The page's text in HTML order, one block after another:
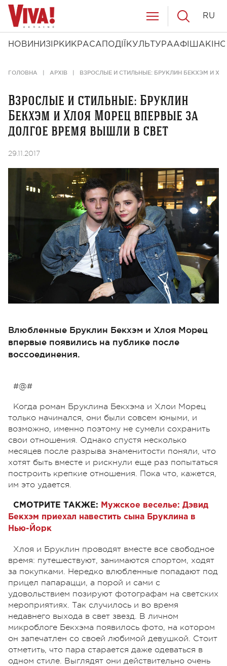
НОВИНИ ЗІРКИ КРАСА ПОДІЇ КУЛЬТУРААФІША КІНО
RU
ГОЛОВНА АРХІВ ВЗРОСЛЫЕ И СТИЛЬНЫЕ: БРУКЛИН БЕКХЭМ И
Взрослые и стильные: Бруклин
Бекхэм и Хлоя Морец впервые за
долгое время вышли в свет
29.11.2017
Влюбленные Бруклин Бекхэм и Хлоя Морец
впервые появились на публике после
воссоединения.
#@#
Когда роман Бруклина Бекхэма и Хлои Морец
только начинался, они были совсем юными, и
возможно, именно поэтому не сумели сохранить
свои отношения. Однако спустя несколько
месяцев после разрыва знаменитости поняли, что
хотят быть вместе и рискнули еще раз попытаться
построить крепкие отношения. Пока что, кажется,
им это удается.
СМОТРИТЕ ТАКЖЕ: Мужское веселье: Дэвид
Бекхэм приехал навестить сына Бруклина в
Нью-Йорк
Хлоя и Бруклин проводят вместе все свободное
время: путешествуют, занимаются спортом, ходят
за покупками. Нередко влюбленные попадают под
прицел папарацци, а порой и сами с
удовольствием позируют фотографам на светских
мероприятиях. Так случилось и во время
недавнего выхода в свет звезд. В личном
микроблоге Бекхэма появилось фото, на котором
он запечатлен со своей любимой девушкой. Стоит
отметить, что пара старается даже одеваться в
одном стиле. Выглядят они действительно очень